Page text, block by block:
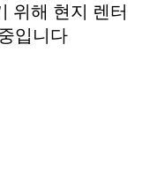
위해 현지 렌터
입니다